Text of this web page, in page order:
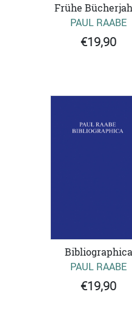
Frühe
PAUL RAABE
€19,90
Bibliographica
PAUL RAABE
€19,90